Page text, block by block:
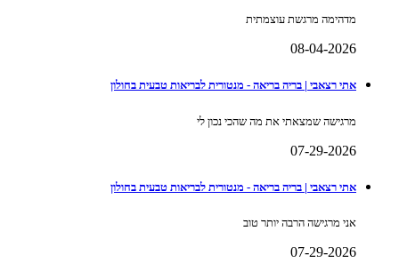
מדהימה מרגשת עוצמתית
08-04-2026
אתי רצאבי | בריה בריאה - מנטורית לבריאות טבעית בחולון
מרגישה שמצאתי את מה שהכי נכון לי
07-29-2026
אתי רצאבי | בריה בריאה - מנטורית לבריאות טבעית בחולון
אני מרגישה הרבה יותר טוב
07-29-2026